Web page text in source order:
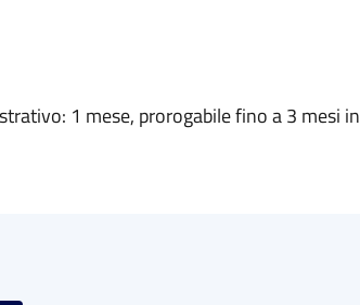
1 mese, prorogabile fino a 3 mesi in